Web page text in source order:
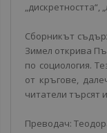
„дискретността“,
Сборникът
Зимел открива
по социология.
от кръгове,
читатели търсят
Преводач: